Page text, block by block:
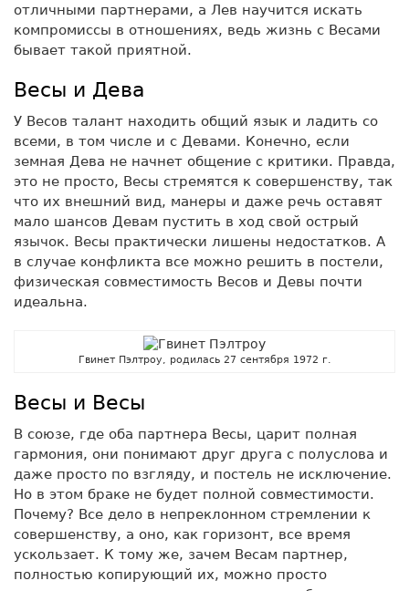
отличными партнерами, а Лев научится искать
компромиссы в отношениях, ведь жизнь с Весами
бывает такой приятной.
Весы и Дева
У Весов талант находить общий язык и ладить со
всеми, в том числе и с Девами. Конечно, если
земная Дева не начнет общение с критики. Правда,
это не просто, Весы стремятся к совершенству, так
что их внешний вид, манеры и даже речь оставят
мало шансов Девам пустить в ход свой острый
язычок. Весы практически лишены недостатков. А
в случае конфликта все можно решить в постели,
физическая совместимость Весов и Девы почти
идеальна.
Гвинет Пэлтроу, родилась 27 сентября 1972 г.
Весы и Весы
В союзе, где оба партнера Весы, царит полная
гармония, они понимают друг друга с полуслова и
даже просто по взгляду, и постель не исключение.
Но в этом браке не будет полной совместимости.
Почему? Все дело в непреклонном стремлении к
совершенству, а оно, как горизонт, все время
ускользает. К тому же, зачем Весам партнер,
полностью копирующий их, можно просто